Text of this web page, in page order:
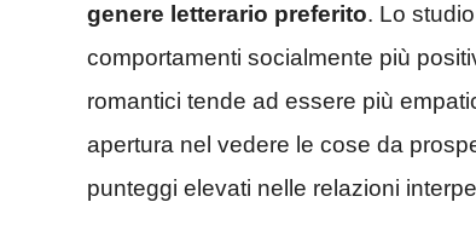
genere letterario preferito. Lo
comportamenti socialmente più
romantici tende ad essere più
apertura nel vedere le cose da
punteggi elevati nelle relazioni